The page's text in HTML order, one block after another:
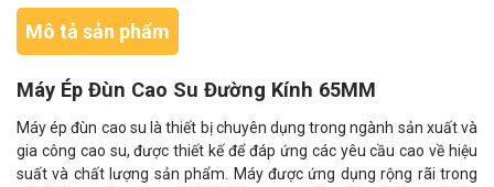
Mô tả sản phẩm
Máy Ép Đùn Cao Su Đường Kính 65MM
Máy ép đùn cao su là thiết bị chuyên dụng trong ngành sản xuất và
gia công cao su, được thiết kế để đáp ứng các yêu cầu cao về hiệu
suất và chất lượng sản phẩm. Máy được ứng dụng rộng rãi trong